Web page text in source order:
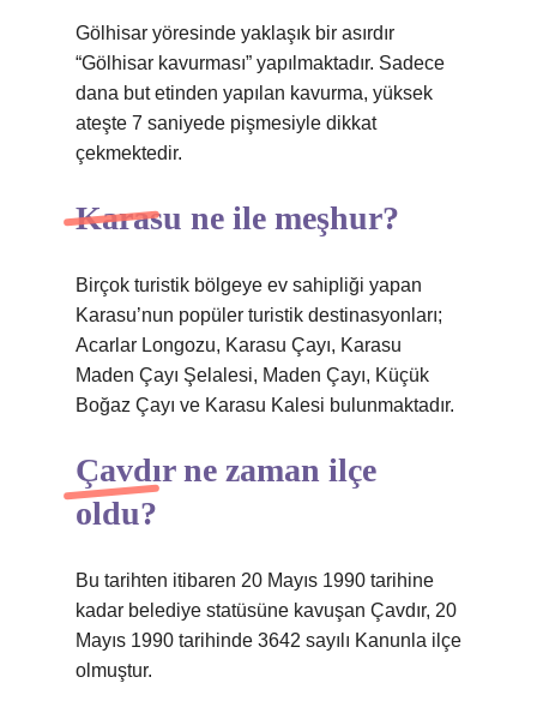
Gölhisar yöresinde yaklaşık bir asırdır
“Gölhisar kavurması” yapılmaktadır. Sadece
dana but etinden yapılan kavurma, yüksek
ateşte 7 saniyede pişmesiyle dikkat
çekmektedir.
Karasu ne ile meşhur?
Birçok turistik bölgeye ev sahipliği yapan
Karasu’nun popüler turistik destinasyonları;
Acarlar Longozu, Karasu Çayı, Karasu
Maden Çayı Şelalesi, Maden Çayı, Küçük
Boğaz Çayı ve Karasu Kalesi bulunmaktadır.
Çavdır ne zaman ilçe
oldu?
Bu tarihten itibaren 20 Mayıs 1990 tarihine
kadar belediye statüsüne kavuşan Çavdır, 20
Mayıs 1990 tarihinde 3642 sayılı Kanunla ilçe
olmuştur.